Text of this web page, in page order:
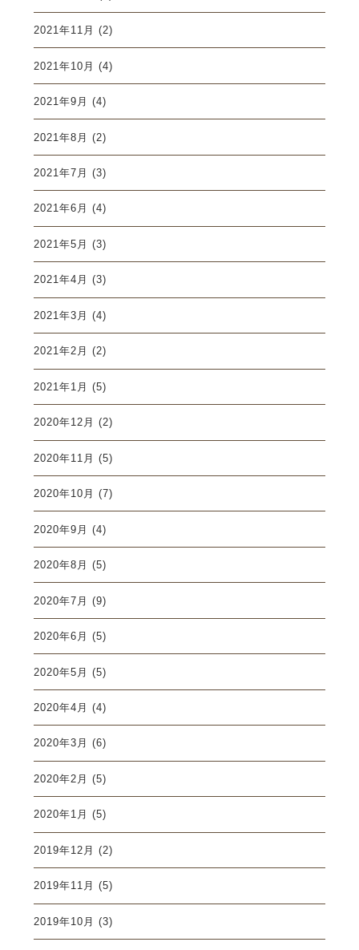
2021年11月 (2)
2021年10月 (4)
2021年9月 (4)
2021年8月 (2)
2021年7月 (3)
2021年6月 (4)
2021年5月 (3)
2021年4月 (3)
2021年3月 (4)
2021年2月 (2)
2021年1月 (5)
2020年12月 (2)
2020年11月 (5)
2020年10月 (7)
2020年9月 (4)
2020年8月 (5)
2020年7月 (9)
2020年6月 (5)
2020年5月 (5)
2020年4月 (4)
2020年3月 (6)
2020年2月 (5)
2020年1月 (5)
2019年12月 (2)
2019年11月 (5)
2019年10月 (3)